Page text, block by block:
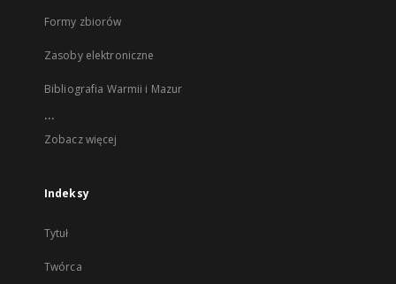
Formy zbiorów
Zasoby elektroniczne
Bibliografia Warmii i Mazur
...
Zobacz więcej
Indeksy
Tytuł
Twórca